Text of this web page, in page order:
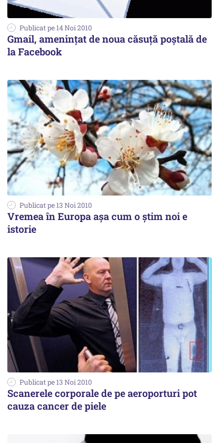
Publicat pe 14 Noi 2010
Gmail, amenințat de noua căsuță poștală de
la Facebook
Publicat pe 13 Noi 2010
Vremea în Europa așa cum o știm noi e
istorie
Publicat pe 13 Noi 2010
Scanerele corporale de pe aeroporturi pot
cauza cancer de piele